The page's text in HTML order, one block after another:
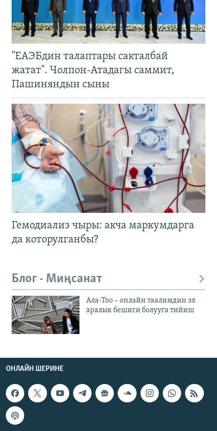
"ЕАЭБдин талаптары сакталбай
жатат". Чолпон-Атадагы саммит,
Пашиняндын сыны
Гемодиализ чыры: акча маркумдарга
да которулганбы?
Блог - Миңсанат
Ала-Тоо – онлайн таалимдин эл
аралык бешиги болууга тийиш
ОНЛАЙН ШЕРИНЕ